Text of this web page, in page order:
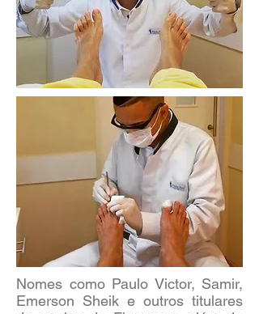
Nomes como Paulo Victor, Samir,
Emerson Sheik e outros titulares